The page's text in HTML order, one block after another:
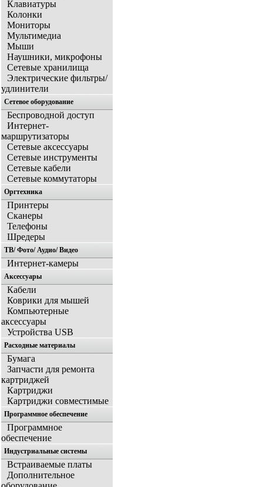
Клавиатуры
Колонки
Мониторы
Мультимедиа
Мыши
Наушники, микрофоны
Сетевые хранилища
Электрические фильтры/
удлинители
Сетевое оборудование
Беспроводной доступ
Интернет-
маршрутизаторы
Сетевые аксессуары
Сетевые инструменты
Сетевые кабели
Сетевые коммутаторы
Оргтехника
Принтеры
Сканеры
Телефоны
Шредеры
ТВ/ Фото/ Аудио/ Видео
Интернет-камеры
Аксессуары
Кабели
Коврики для мышей
Компьютерные
аксессуары
Устройства USB
Расходные материалы
Бумага
Запчасти для ремонта
картриджей
Картриджи
Картриджи совместимые
Программное обеспечение
Программное
обеспечение
Индустриальные системы
Встраиваемые платы
Дополнительное